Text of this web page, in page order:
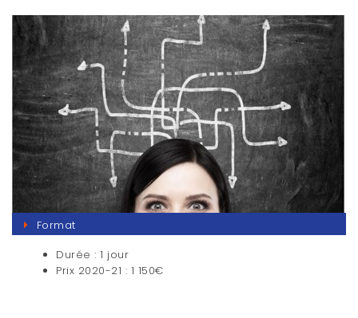
Format
Durée : 1 jour
Prix 2020-21 : 1 150€